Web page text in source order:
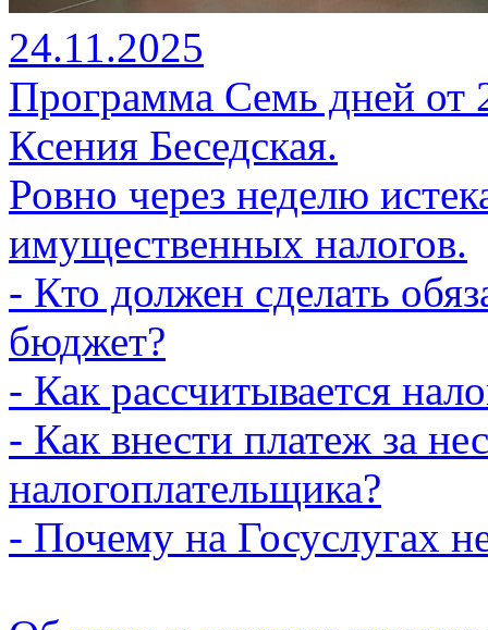
24.11.2025
Программа Семь дней от
Ксения Беседская.
Ровно через неделю
имущественных налогов.
- Кто должен сделать
бюджет?
- Как рассчитывается
- Как внести платеж за
налогоплательщика?
- Почему на Госуслугах